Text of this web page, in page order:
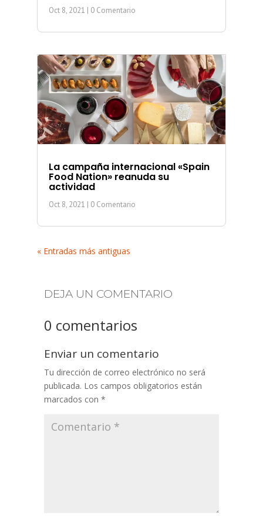
Oct 8, 2021 | 0 Comentario
La campaña internacional «Spain
Food Nation» reanuda su
actividad
Oct 8, 2021 | 0 Comentario
« Entradas más antiguas
DEJA UN COMENTARIO
0 comentarios
Enviar un comentario
Tu dirección de correo electrónico no será
publicada. Los campos obligatorios están
marcados con *